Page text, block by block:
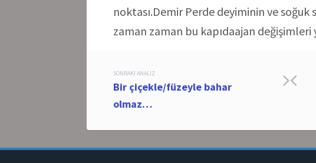
noktası.Demir Perde deyiminin ve soğuk
zaman zaman bu kapıdaajan değişimleri
Post
navigation
SONRAKI ANALIZ
Bir çiçekle/füzeyle bahar
olmaz…